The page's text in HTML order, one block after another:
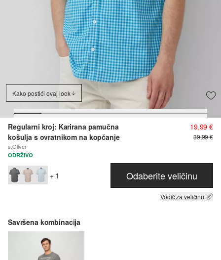
Kako postići ovaj look
Regularni kroj: Karirana pamučna
košulja s ovratnikom na kopčanje
s.Oliver
19,99 €
39,99 €
ODRŽIVO
+ 1 Odaberite veličinu
Vodič za veličinu
Savršena kombinacija